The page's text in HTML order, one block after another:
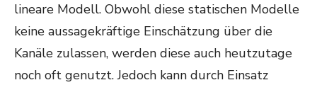
lineare Modell. Obwohl diese statischen Modelle
keine aussagekräftige Einschätzung über die
Kanäle zulassen, werden diese auch heutzutage
noch oft genutzt. Jedoch kann durch Einsatz